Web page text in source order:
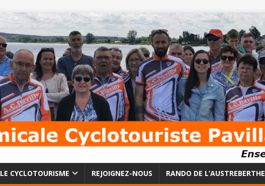
LE CYCLOTOURISME REJOIGNEZ-NOUS RANDO DE L’AUSTREBERTHE